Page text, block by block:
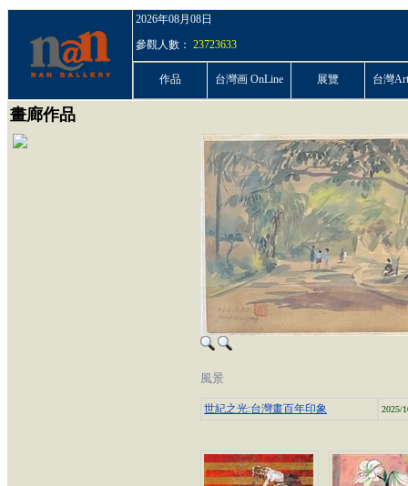
2026年08月08日
參觀人數： 23723633
作品 台灣画 OnLine 展覽 台灣
畫廊作品
風景
世紀之光:台灣畫百年印象 2025/